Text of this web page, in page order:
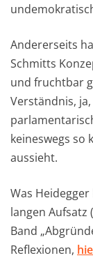
Andererseits
Schmitts
und fruchtbar
Verständnis,
keineswegs so
aussieht.
Was
langen Aufsatz
Band
Reflexionen,